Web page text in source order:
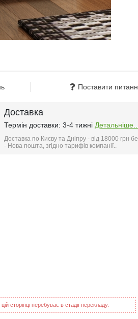
Поставити
Доставка
Термін доставки: 3-4 тижні Детальніше...
Доставка по Києву та Дніпру - від 18000 грн
- Нова пошта, згідно тарифів компанії..
сторінці перебуває в стадії перекладу.